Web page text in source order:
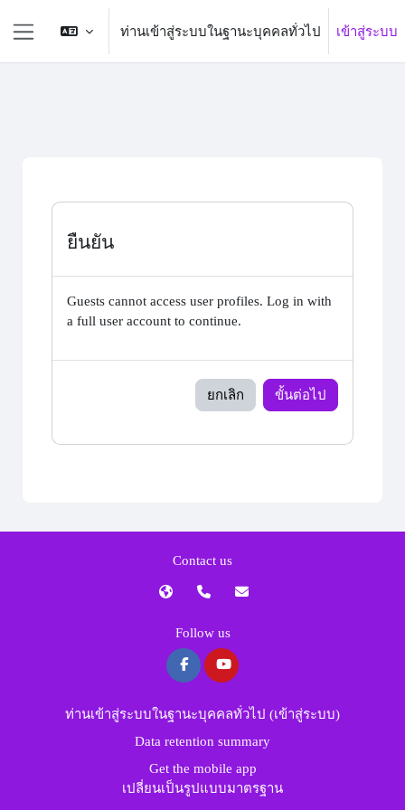
ข้ามไปที่เนื้อหาหลัก
ท่านเข้าสู่ระบบในฐานะบุคคลทั่วไป เข้าสู่ระบบ
ยืนยัน
Guests cannot access user profiles. Log in with
a full user account to continue.
ยกเลิก ขั้นต่อไป
Contact us
Follow us
ท่านเข้าสู่ระบบในฐานะบุคคลทั่วไป (เข้าสู่ระบบ)
Data retention summary
Get the mobile app
เปลี่ยนเป็นรูปแบบมาตรฐาน